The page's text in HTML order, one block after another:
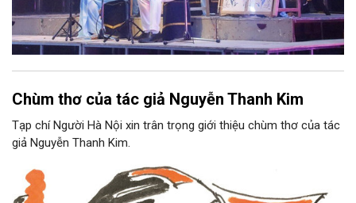
Chùm thơ của tác giả Nguyễn Thanh Kim
Tạp chí Người Hà Nội xin trân trọng giới thiệu chùm thơ của tác
giả Nguyễn Thanh Kim.